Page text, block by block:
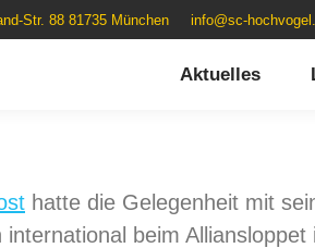
Str. 88 81735 München info@sc-
Aktuelles
hatte die Gelegenheit mit
international beim